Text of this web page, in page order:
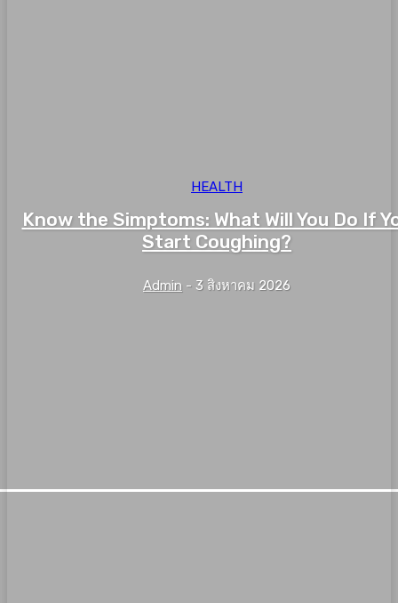
HEALTH
Know the Simptoms: What Will You Do If
Start Coughing?
Admin - 3 สิงหาคม 2026